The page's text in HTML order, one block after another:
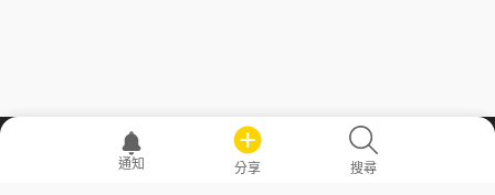
職場透明化運動
通知 分享 搜尋